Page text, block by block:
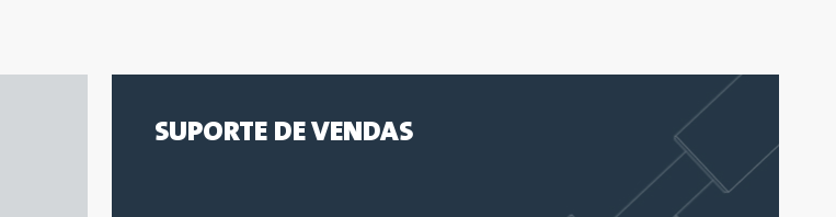
SUPORTE DE VENDAS